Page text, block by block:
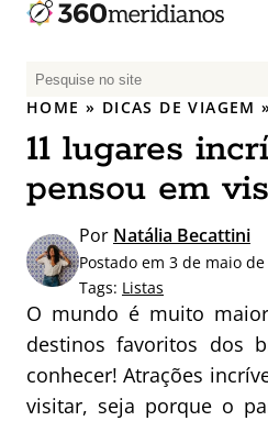
P
e
q
u
i
a
r
p
o
:
HOME » DICAS DE VIAGEM
11 lugares
pensou em
Por Natália Becattini
Postado em 3 de maio
Tags: Listas
O mundo é muito
destinos favoritos dos
conhecer! Atrações
visitar, seja porque o